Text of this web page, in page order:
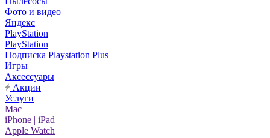
Фото и видео
Яндекс
PlayStation
PlayStation
Подписка Playstation Plus
Игры
Аксессуары
Акции
Услуги
Mac
iPhone | iPad
Apple Watch